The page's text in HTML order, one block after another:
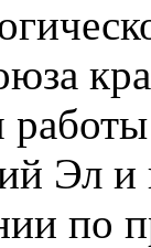
Эл и
по